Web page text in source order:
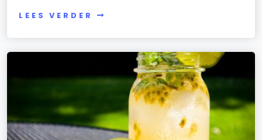
LEES VERDER